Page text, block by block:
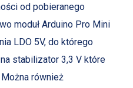
od pobieranego
moduł Arduino Pro Mini
LDO 5V, do którego
stabilizator 3,3 V które
również